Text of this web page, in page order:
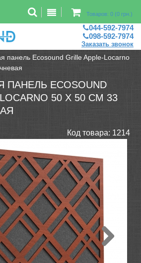
рассчет помещений
Товаров: 0 (0 грн.)
044-592-7974
098-592-7974
Заказать звонок
панель Ecosound Grille Apple-Locarno
ECOSOUND
50 Х 50 СМ 33
Код товара: 1214